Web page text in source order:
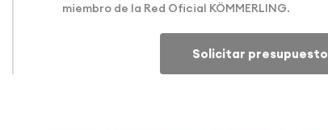
miembro de la Red Oficial KÖMMERLING.
Solicitar presupuesto